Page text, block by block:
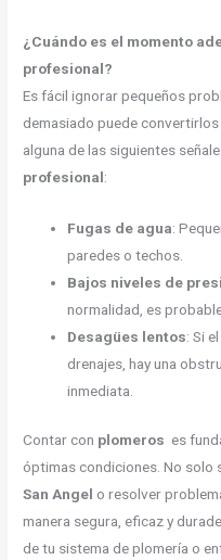
¿Cuándo es el momento
profesional?
Es fácil ignorar pequeños
demasiado puede
alguna de las siguientes
profesional:
Fugas de agua:
paredes o techos.
Bajos niveles de
normalidad, es
Desagües lentos: Si
drenajes, hay una
inmediata.
Contar con plomeros es
óptimas condiciones. No solo
San Angel o resolver
manera segura, eficaz y
de tu sistema de plomería o